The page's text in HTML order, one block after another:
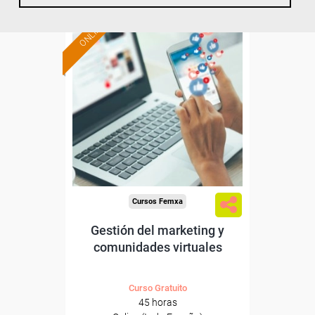
ONLINE
Formación 100%
subvencionada.
Para desempleados,
trabajadores y autónomos.
Sector
-Administración.
Cursos Femxa
Gestión del marketing y
comunidades virtuales
Curso Gratuito
45 horas